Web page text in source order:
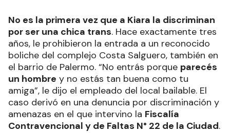
No es la primera vez que a Kiara la discriminan
por ser una chica trans. Hace exactamente tres
años, le prohibieron la entrada a un reconocido
boliche del complejo Costa Salguero, también en
el barrio de Palermo. “No entrás porque parecés
un hombre y no estás tan buena como tu
amiga”, le dijo el empleado del local bailable. El
caso derivó en una denuncia por discriminación y
amenazas en el que intervino la Fiscalía
Contravencional y de Faltas N° 22 de la Ciudad.